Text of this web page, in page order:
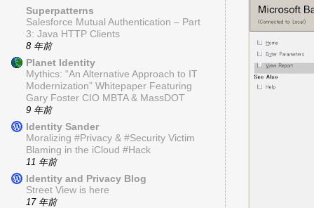
Superpatterns
Salesforce Mutual Authentication – Part
3: Java HTTP Clients
8 年前
Planet Identity
Mythics: “An Alternative Approach to IT
Modernization” Whitepaper Featuring
Gary Foster CIO MBTA & MassDOT
9 年前
Identity Sander
Moralizing #Privacy & #Security Victim
Blaming in the iCloud #Hack
11 年前
Identity and Privacy Blog
Street View is here
17 年前